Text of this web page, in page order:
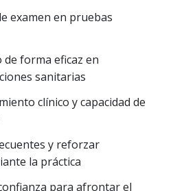
podrás:
que reproducen fielmente
con pruebas completas
.
rápido , ideal para adaptarte al
examen en pruebas
forma eficaz en
sanitarias
clínico y capacidad de
y reforzar
la práctica
para afrontar el